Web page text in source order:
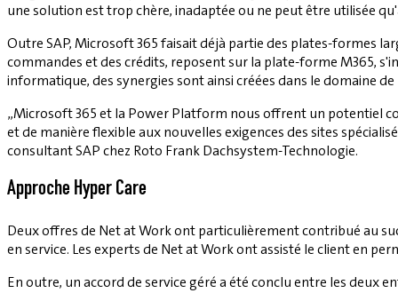
une solution est trop chère, inadaptée ou ne peut être utilisée
Outre SAP, Microsoft 365 faisait déjà partie des plates-formes
commandes et des crédits, reposent sur la plate-forme M365,
informatique, des synergies sont ainsi créées dans le domaine
„Microsoft 365 et la Power Platform nous offrent un potentiel
et de manière flexible aux nouvelles exigences des sites
consultant SAP chez Roto Frank Dachsystem-Technologie.
Approche Hyper Care
Deux offres de Net at Work ont particulièrement contribué au
en service. Les experts de Net at Work ont assisté le client en
En outre, un accord de service géré a été conclu entre les deux